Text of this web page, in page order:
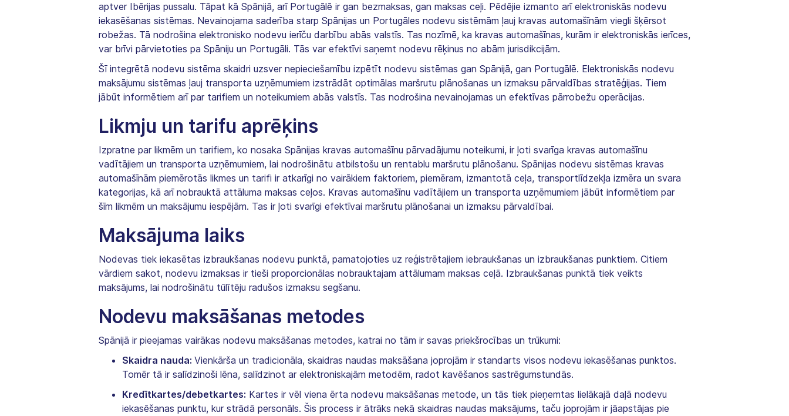
aptver Ibērijas pussalu. Tāpat kā Spānijā, arī Portugālē ir gan bezmaksas, gan maksas ceļi. Pēdējie izmanto arī elektroniskās nodevu
iekasēšanas sistēmas. Nevainojama saderība starp Spānijas un Portugāles nodevu sistēmām ļauj kravas automašīnām viegli šķērsot
robežas. Tā nodrošina elektronisko nodevu ierīču darbību abās valstīs. Tas nozīmē, ka kravas automašīnas, kurām ir elektroniskās ierīces,
var brīvi pārvietoties pa Spāniju un Portugāli. Tās var efektīvi saņemt nodevu rēķinus no abām jurisdikcijām.
Šī integrētā nodevu sistēma skaidri uzsver nepieciešamību izpētīt nodevu sistēmas gan Spānijā, gan Portugālē. Elektroniskās nodevu
maksājumu sistēmas ļauj transporta uzņēmumiem izstrādāt optimālas maršrutu plānošanas un izmaksu pārvaldības stratēģijas. Tiem
jābūt informētiem arī par tarifiem un noteikumiem abās valstīs. Tas nodrošina nevainojamas un efektīvas pārrobežu operācijas.
Likmju un tarifu aprēķins
Izpratne par likmēm un tarifiem, ko nosaka Spānijas kravas automašīnu pārvadājumu noteikumi, ir ļoti svarīga kravas automašīnu
vadītājiem un transporta uzņēmumiem, lai nodrošinātu atbilstošu un rentablu maršrutu plānošanu. Spānijas nodevu sistēmas kravas
automašīnām piemērotās likmes un tarifi ir atkarīgi no vairākiem faktoriem, piemēram, izmantotā ceļa, transportlīdzekļa izmēra un svara
kategorijas, kā arī nobrauktā attāluma maksas ceļos. Kravas automašīnu vadītājiem un transporta uzņēmumiem jābūt informētiem par
šīm likmēm un maksājumu iespējām. Tas ir ļoti svarīgi efektīvai maršrutu plānošanai un izmaksu pārvaldībai.
Maksājuma laiks
Nodevas tiek iekasētas izbraukšanas nodevu punktā, pamatojoties uz reģistrētajiem iebraukšanas un izbraukšanas punktiem. Citiem
vārdiem sakot, nodevu izmaksas ir tieši proporcionālas nobrauktajam attālumam maksas ceļā. Izbraukšanas punktā tiek veikts
maksājums, lai nodrošinātu tūlītēju radušos izmaksu segšanu.
Nodevu maksāšanas metodes
Spānijā ir pieejamas vairākas nodevu maksāšanas metodes, katrai no tām ir savas priekšrocības un trūkumi:
Skaidra nauda: Vienkārša un tradicionāla, skaidras naudas maksāšana joprojām ir standarts visos nodevu iekasēšanas punktos.
Tomēr tā ir salīdzinoši lēna, salīdzinot ar elektroniskajām metodēm, radot kavēšanos sastrēgumstundās.
Kredītkartes/debetkartes: Kartes ir vēl viena ērta nodevu maksāšanas metode, un tās tiek pieņemtas lielākajā daļā nodevu
iekasēšanas punktu, kur strādā personāls. Šis process ir ātrāks nekā skaidras naudas maksājums, taču joprojām ir jāapstājas pie